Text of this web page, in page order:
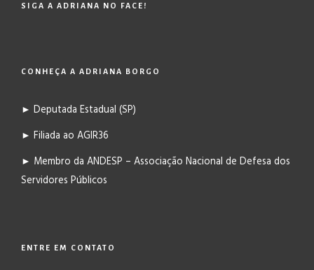
SIGA A ADRIANA NO FACE!
CONHEÇA A ADRIANA BORGO
► Deputada Estadual (SP)
► Filiada ao AGIR36
► Membro da ANDESP – Associação Nacional de Defesa dos
Servidores Públicos
ENTRE EM CONTATO